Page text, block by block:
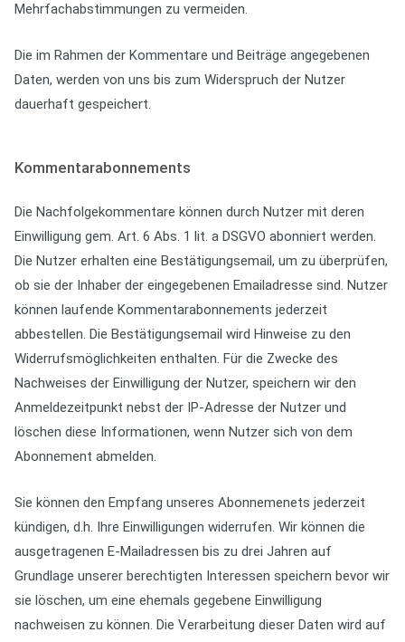
Mehrfachabstimmungen zu vermeiden.
Die im Rahmen der Kommentare und Beiträge angegebenen
Daten, werden von uns bis zum Widerspruch der Nutzer
dauerhaft gespeichert.
Kommentarabonnements
Die Nachfolgekommentare können durch Nutzer mit deren
Einwilligung gem. Art. 6 Abs. 1 lit. a DSGVO abonniert werden.
Die Nutzer erhalten eine Bestätigungsemail, um zu überprüfen,
ob sie der Inhaber der eingegebenen Emailadresse sind. Nutzer
können laufende Kommentarabonnements jederzeit
abbestellen. Die Bestätigungsemail wird Hinweise zu den
Widerrufsmöglichkeiten enthalten. Für die Zwecke des
Nachweises der Einwilligung der Nutzer, speichern wir den
Anmeldezeitpunkt nebst der IP-Adresse der Nutzer und
löschen diese Informationen, wenn Nutzer sich von dem
Abonnement abmelden.
Sie können den Empfang unseres Abonnemenets jederzeit
kündigen, d.h. Ihre Einwilligungen widerrufen. Wir können die
ausgetragenen E-Mailadressen bis zu drei Jahren auf
Grundlage unserer berechtigten Interessen speichern bevor wir
sie löschen, um eine ehemals gegebene Einwilligung
nachweisen zu können. Die Verarbeitung dieser Daten wird auf